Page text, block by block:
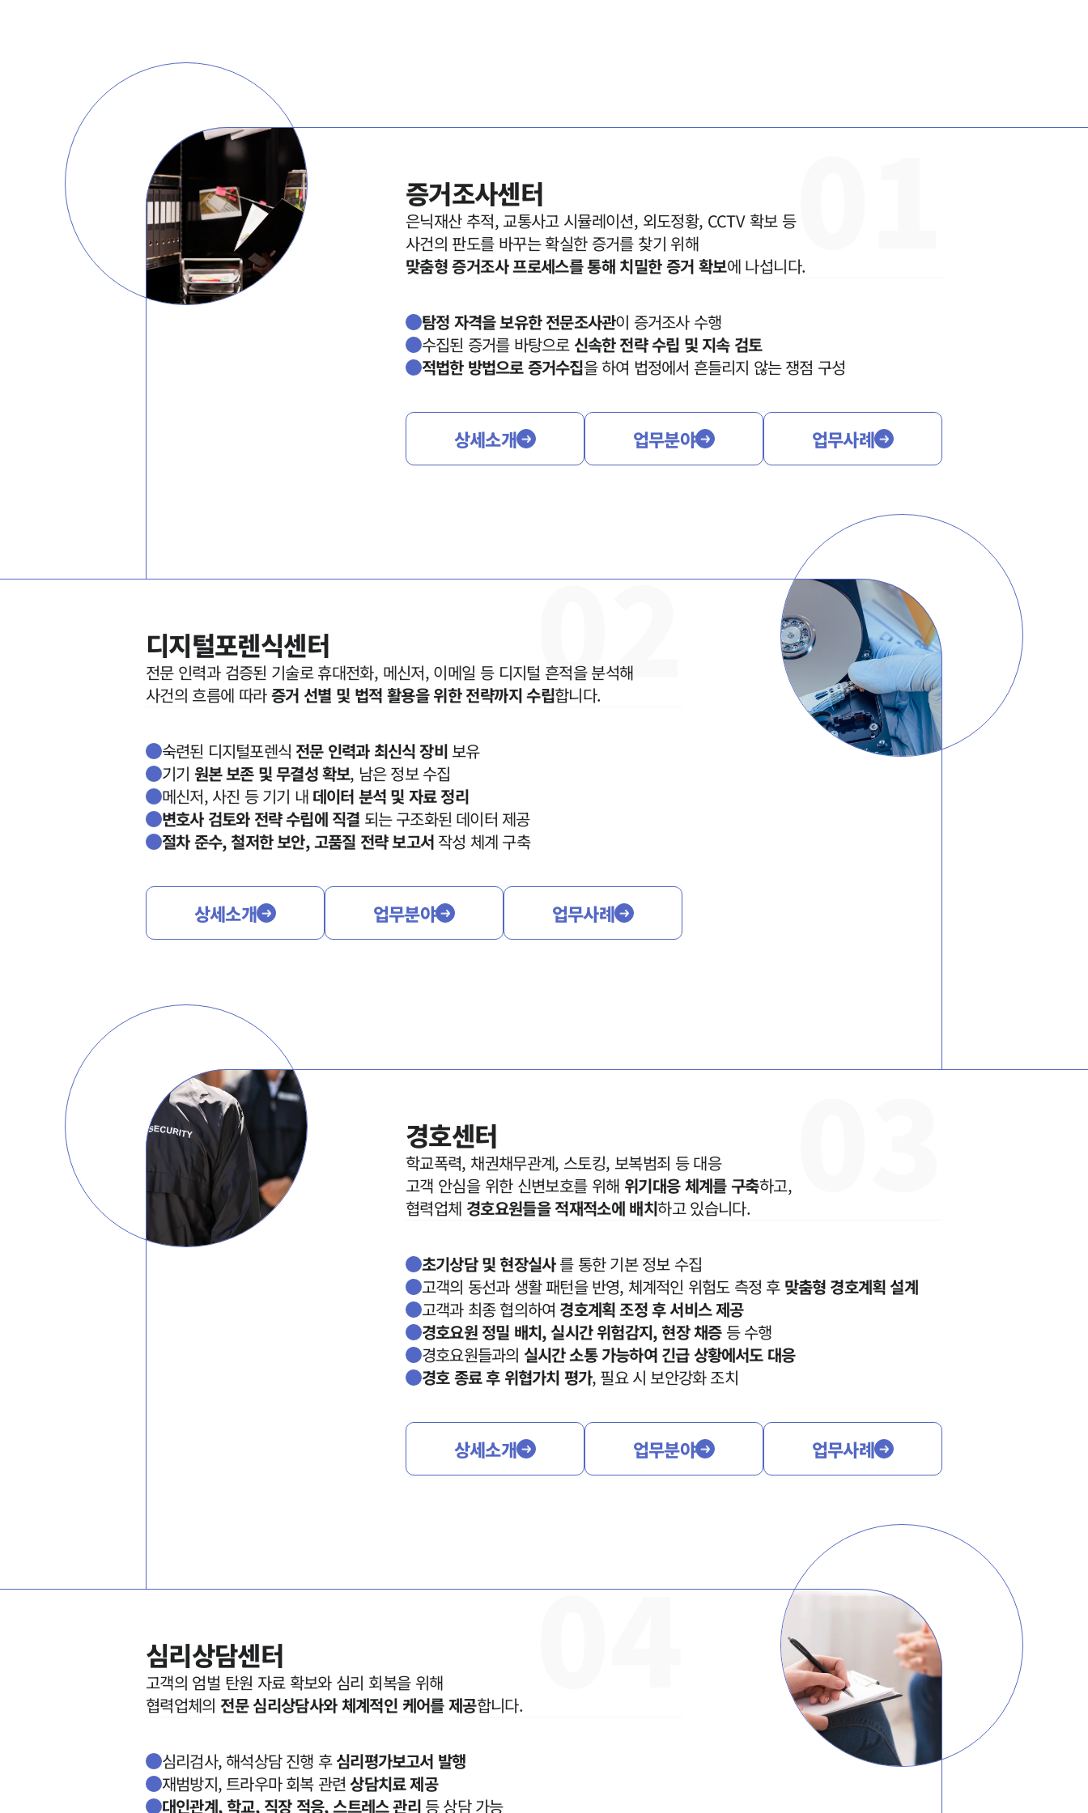
기업회생파산그룹 업무
전체
구성원 소개
법인회생파산전문변호사
소식/자료
언론보도
공지사항
법률 블로그
법률서식
증거조사센터
은닉재산 추적, 교통사고 시뮬레이션, 외도정황, CCTV 확보 등
맞춤형 증거조사 프로세스를 통해 치밀한 증거 확보에 나섭니다.
0
탐정 자격을 보유한 전문조사관이 증거조사 수행
수집된 증거를 바탕으로 신속한 전략 수립 및 지속 검토
적법한 방법으로 증거수집을 하여 법정에서 흔들리지 않는 쟁점 구성
상세소개 업무분야 업무사례
디지털포렌식센터
전문 인력과 검증된 기술로 휴대전화, 메신저, 이메일 등 디지털 흔적을 분석해
사건의 흐름에 따라 증거 선별 및 법적 활용을 위한 전략까지 수립합니다.
02
숙련된 디지털포렌식 전문 인력과 최신식 장비보유
기기 원본 보존 및 무결성 확보, 남은 정보 수집
메신저, 사진 등 기기 내 데이터 분석 및 자료 정리
변호사 검토와 전략 수립에 직결 되는 구조화된 데이터 제공
절차 준수, 철저한 보안, 고품질 전략 보고서 작성 체계 구축
상세소개 업무분야 업무사례
경호센터
학교폭력, 채권채무관계, 스토킹, 보복범죄 등 대응
고객 안심을 위한 신변보호를 위해 위기대응 체계를 구축하고,
협력업체 경호요원들을 적재적소에 배치하고 있습니다.
초기상담 및 현장실사를 통한 기본 정보 수집
고객의 동선과 생활 패턴을 반영, 체계적인 위험도 측정 후 맞춤형 경호계획 설계
고객과 최종 협의하여 경호계획 조정 후 서비스 제공
경호요원 정밀 배치, 실시간 위험감지, 현장 채증등 수행
경호요원들과의 실시간 소통 가능하여 긴급 상황에서도 대응
경호 종료 후 위협가치 평가, 필요 시 보안강화 조치
상세소개 업무분야 업무사례
심리상담센터
고객의 엄벌 탄원 자료 확보와 심리 회복을 위해
협력업체의 전문 심리상담사와 체계적인 케어를 제공합니다. 04
심리검사, 해석상담 진행 후심리평가보고서 발행
재범방지, 트라우마 회복 관련상담치료 제공
대인관계, 학교, 직장 적응, 스트레스 관리등 상담 가능